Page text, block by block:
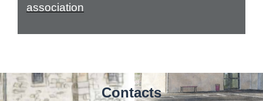
association
Contacts